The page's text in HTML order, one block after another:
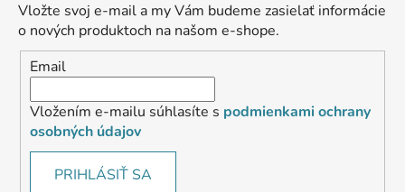
Vložte svoj e-mail a my Vám budeme zasielať informácie
o nových produktoch na našom e-shope.
Email
Vložením e-mailu súhlasíte s podmienkami ochrany
osobných údajov
PRIHLÁSIŤ SA